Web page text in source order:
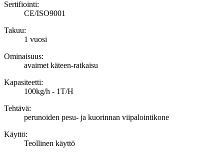
Sertifiointi:
CE/ISO9001
Takuu:
1 vuosi
Ominaisuus:
avaimet käteen-ratkaisu
Kapasiteetti:
100kg/h - 1T/H
Tehtävä:
perunoiden pesu- ja kuorinnan viipalointikone
Käyttö:
Teollinen käyttö